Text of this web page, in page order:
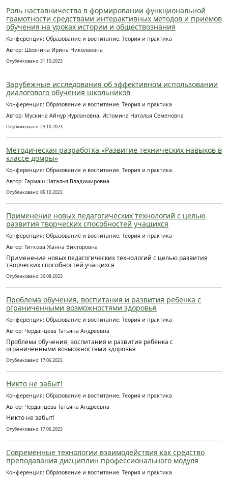
Роль наставничества в формировании функциональной
грамотности средствами интерактивных методов и приемов
обучения на уроках истории и обществознания
Конференция: Образование и воспитание. Теория и практика
Автор: Шевнина Ирина Николаевна
Опубликовано: 31.10.2023
Зарубежные исследования об эффективном использовании
диалогового обучения школьников
Конференция: Образование и воспитание. Теория и практика
Автор: Мускина Айнур Нурлановна, Истомина Наталья Семеновна
Опубликовано: 23.10.2023
Методическая разработка «Развитие технических навыков в
классе домры»
Конференция: Образование и воспитание. Теория и практика
Автор: Гармаш Наталья Владимировна
Опубликовано: 05.10.2023
Применение новых педагогических технологий с целью
развития творческих способностей учащихся
Конференция: Образование и воспитание. Теория и практика
Автор: Титкова Жанна Викторовна
Применение новых педагогических технологий с целью развития
творческих способностей учащихся
Опубликовано: 30.08.2023
Проблема обучения, воспитания и развития ребенка с
ограниченными возможностями здоровья
Конференция: Образование и воспитание. Теория и практика
Автор: Черданцева Татьяна Андреевна
Проблема обучения, воспитания и развития ребенка с
ограниченными возможностями здоровья
Опубликовано: 17.06.2023
Никто не забыт!
Конференция: Образование и воспитание. Теория и практика
Автор: Черданцева Татьяна Андреевна
Никто не забыт!
Опубликовано: 17.06.2023
Современные технологии взаимодействия как средство
преподавания дисциплин профессионального модуля
Конференция: Образование и воспитание. Теория и практика